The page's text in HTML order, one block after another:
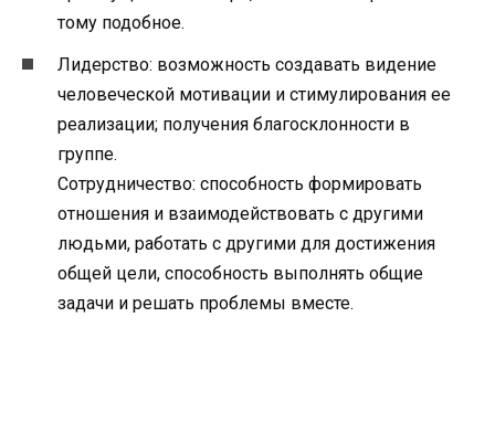
тому подобное.
Лидерство: возможность создавать видение
человеческой мотивации и стимулирования ее
реализации; получения благосклонности в
группе.
Сотрудничество: способность формировать
отношения и взаимодействовать с другими
людьми, работать с другими для достижения
общей цели, способность выполнять общие
задачи и решать проблемы вместе.